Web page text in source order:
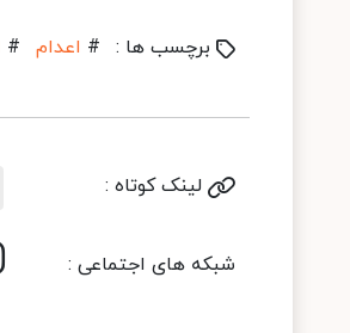
برچسب ها : # اعدام #
لینک کوتاه :
شبکه های اجتماعی :